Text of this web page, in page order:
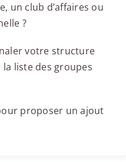
un club d’affaires ou
?
votre structure
la liste des groupes
proposer un ajout